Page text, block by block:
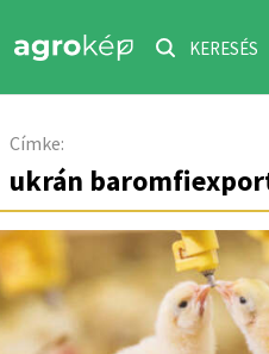
KERESÉS
Címke:
ukrán